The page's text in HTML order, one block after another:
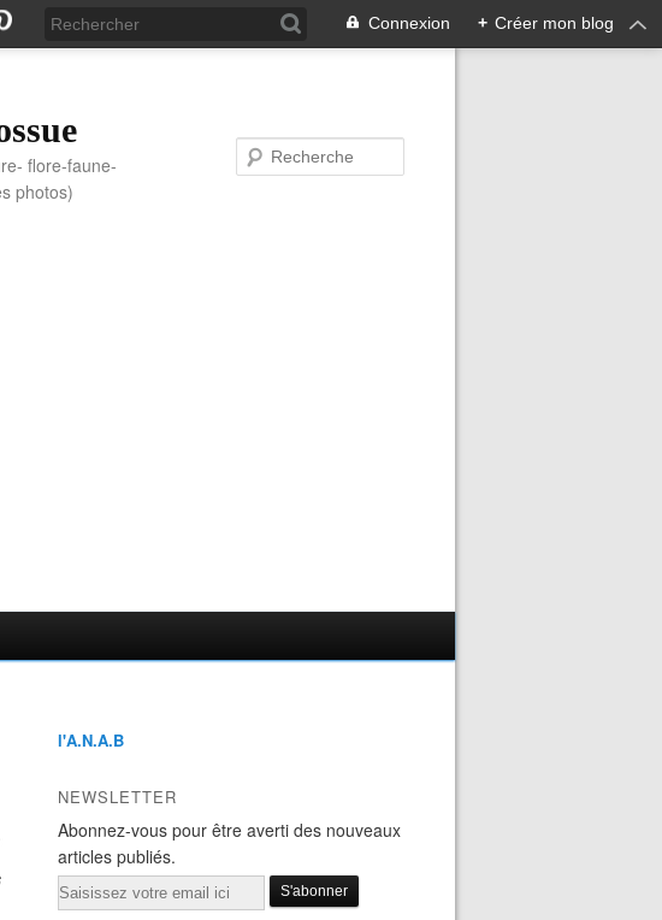
Connexion + Créer mon blog
flore-faune-
photos)
l'A.N.A.B
NEWSLETTER
Abonnez-vous pour être averti des nouveaux
articles publiés.
Email